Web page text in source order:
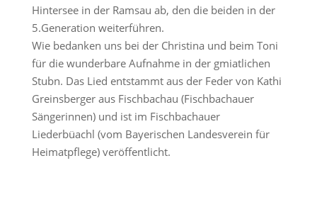
Hintersee in der Ramsau ab, den die beiden in der
5.Generation weiterführen.
Wie bedanken uns bei der Christina und beim Toni
für die wunderbare Aufnahme in der gmiatlichen
Stubn. Das Lied entstammt aus der Feder von Kathi
Greinsberger aus Fischbachau (Fischbachauer
Sängerinnen) und ist im Fischbachauer
Liederbüachl (vom Bayerischen Landesverein für
Heimatpflege) veröffentlicht.